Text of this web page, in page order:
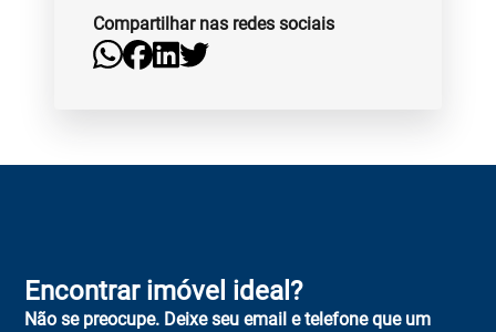
Compartilhar nas redes sociais
Encontrar imóvel ideal?
Não se preocupe. Deixe seu email e telefone que um